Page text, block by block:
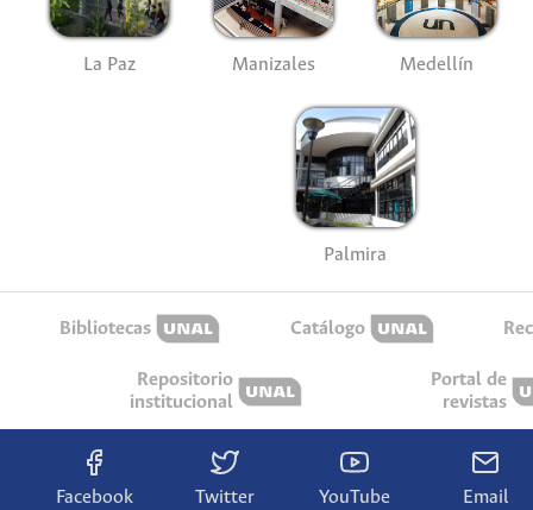
La Paz Manizales Medellín
Palmira
Bibliotecas Catálogo
Repositorio
institucional
Portal de
revistas
Facebook Twitter YouTube Email